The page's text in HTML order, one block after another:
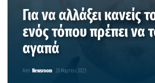
Για να αλλάξει κανείς
ενός τόπου πρέπει να
αγαπά
Από Newsroom 28 Μαρτίου 2023